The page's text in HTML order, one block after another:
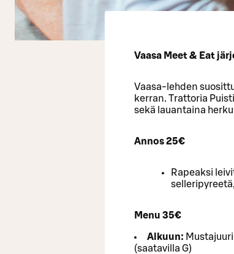
Vaasa Meet & Eat
Vaasa-lehden
kerran. Trattoria
sekä lauantaina
Annos 25€
Rapeaksi
Menu 35€
Alkuun:
(saatavilla G)